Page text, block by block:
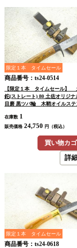
限定１本 タイムセール
商品番号：ts24-0514
【限定１本 タイムセール】
鉈(ストレート) 80 土佐オリジ
目磨 黒ツバ輪 木鞘オイルス
有 ノークレームノーリターン
文】
在庫数 1
販売価格 24,750 円（税込）
買い物カ
詳
限定１本 タイムセール
商品番号：ts24-0618